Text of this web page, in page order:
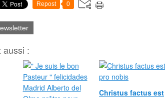
Repost 0
aussi :
Christus factus est